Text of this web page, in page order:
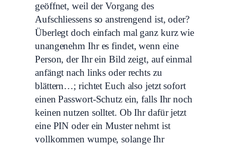
geöffnet, weil der Vorgang des
Aufschliessens so anstrengend ist, oder?
Überlegt doch einfach mal ganz kurz wie
unangenehm Ihr es findet, wenn eine
Person, der Ihr ein Bild zeigt, auf einmal
anfängt nach links oder rechts zu
blättern…; richtet Euch also jetzt sofort
einen Passwort-Schutz ein, falls Ihr noch
keinen nutzen solltet. Ob Ihr dafür jetzt
eine PIN oder ein Muster nehmt ist
vollkommen wumpe, solange Ihr